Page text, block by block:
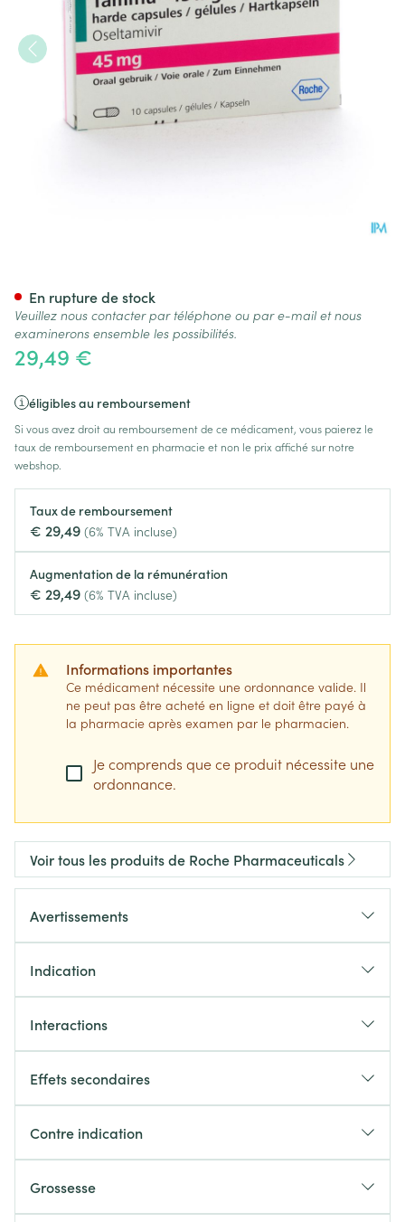
29,49 €
éligibles au remboursement
Si vous avez droit au remboursement de ce médicament, vous paierez le
taux de remboursement en pharmacie et non le prix affiché sur notre
webshop.
Taux de remboursement
€ 29,49 (6% TVA incluse)
Augmentation de la rémunération
€ 29,49 (6% TVA incluse)
Informations importantes
Ce médicament nécessite une ordonnance valide. Il
ne peut pas être acheté en ligne et doit être payé à
la pharmacie après examen par le pharmacien.
Je comprends que ce produit nécessite une
ordonnance.
En rupture de stock
Veuillez nous contacter par téléphone ou par e-mail et nous
examinerons ensemble les possibilités.
Voir tous les produits de Roche Pharmaceuticals
Avertissements
Indication
Interactions
Effets secondaires
Contre indication
Grossesse